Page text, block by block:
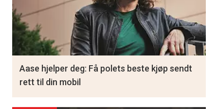
Aase hjelper deg: Få polets beste kjøp sendt
rett til din mobil